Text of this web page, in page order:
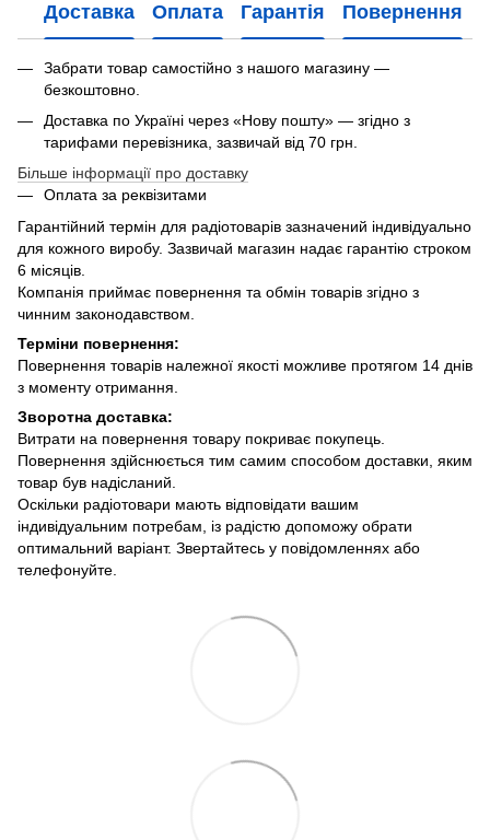
Доставка Оплата Гарантія Повернення
Забрати товар самостійно з нашого магазину —
безкоштовно.
Доставка по Україні через «Нову пошту» — згідно з
тарифами перевізника, зазвичай від 70 грн.
Більше інформації про доставку
Оплата за реквізитами
Гарантійний термін для радіотоварів зазначений індивідуально
для кожного виробу. Зазвичай магазин надає гарантію строком
6 місяців.
Компанія приймає повернення та обмін товарів згідно з
чинним законодавством.
Терміни повернення:
Повернення товарів належної якості можливе протягом 14 днів
з моменту отримання.
Зворотна доставка:
Витрати на повернення товару покриває покупець.
Повернення здійснюється тим самим способом доставки, яким
товар був надісланий.
Оскільки радіотовари мають відповідати вашим
індивідуальним потребам, із радістю допоможу обрати
оптимальний варіант. Звертайтесь у повідомленнях або
телефонуйте.